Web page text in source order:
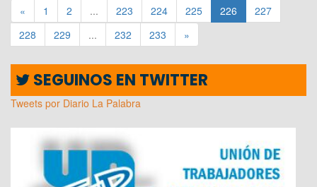
« 1 2 ... 223 224 225 226
227
228
229 ... 232 233 »
SEGUINOS EN TWITTER
Tweets por Diario La Palabra